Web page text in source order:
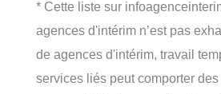
* Cette liste sur
agences d'intérim n’est pas
de agences d'intérim, travail
services liés peut comporter